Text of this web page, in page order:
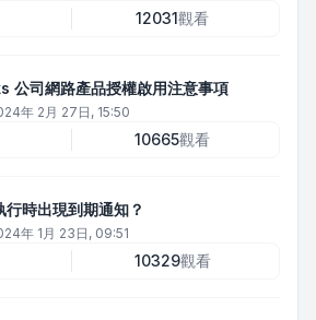
12031觀看
司網路產品授權啟用注意事項
年 2月 27日, 15:50
10665觀看
時出現到期通知？
年 1月 23日, 09:51
10329觀看